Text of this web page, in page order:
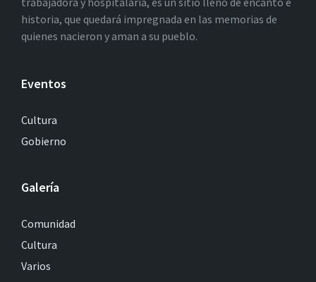
historia, que quedará impregnada en las memorias de
quienes nacieron y aman a su pueblo.
Eventos
Cultura
Gobierno
Galería
Comunidad
Cultura
Varios